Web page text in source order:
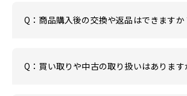
Q：商品購入後の交換や返品はできますか
Q：買い取りや中古の取り扱いはあります